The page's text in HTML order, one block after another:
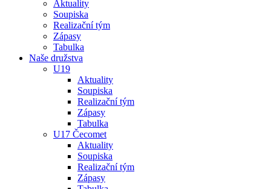
Aktuality
Soupiska
Realizační tým
Zápasy
Tabulka
Naše družstva
U19
Aktuality
Soupiska
Realizační tým
Zápasy
Tabulka
U17 Čecomet
Aktuality
Soupiska
Realizační tým
Zápasy